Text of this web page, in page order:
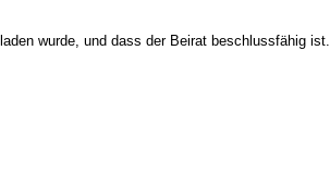
wurde, und dass der Beirat beschlussfähig ist.